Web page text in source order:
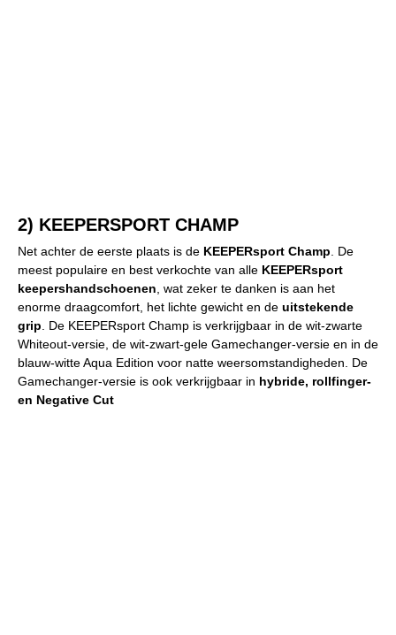
2) KEEPERSPORT CHAMP
Net achter de eerste plaats is de KEEPERsport Champ . De
meest populaire en best verkochte van alle KEEPERsport
keepershandschoenen , wat zeker te danken is aan het
enorme draagcomfort, het lichte gewicht en de uitstekende
grip . De KEEPERsport Champ is verkrijgbaar in de wit-zwarte
Whiteout-versie, de wit-zwart-gele Gamechanger-versie en in de
blauw-witte Aqua Edition voor natte weersomstandigheden. De
Gamechanger-versie is ook verkrijgbaar in hybride, rollfinger-
en Negative Cut